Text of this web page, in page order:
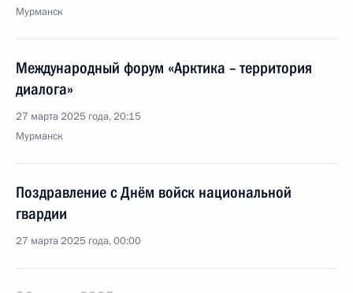
Мурманск
Международный форум «Арктика – территория
диалога»
27 марта 2025 года, 20:15
Мурманск
Поздравление с Днём войск национальной
гвардии
27 марта 2025 года, 00:00